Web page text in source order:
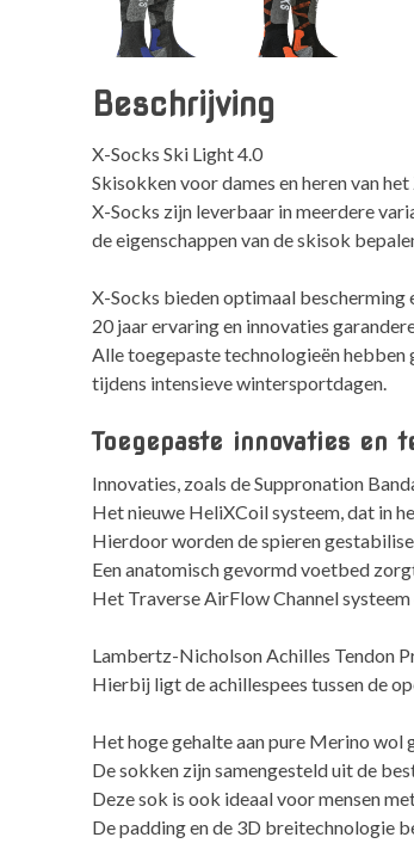
Beschrijving
X-Socks Ski Light 4.0
Skisokken voor dames en heren van
X-Socks zijn leverbaar in meerdere
de eigenschappen van de skisok
X-Socks bieden optimaal bescherming
20 jaar ervaring en innovaties
Alle toegepaste technologieën
tijdens intensieve wintersportdagen.
Toegepaste innovaties en
Innovaties, zoals de Suppronation
Het nieuwe HeliXCoil systeem, dat in
Hierdoor worden de spieren
Een anatomisch gevormd voetbed
Het Traverse AirFlow Channel
Lambertz-Nicholson Achilles Tendon
Hierbij ligt de achillespees tussen de
Het hoge gehalte aan pure Merino
De sokken zijn samengesteld uit de
Deze sok is ook ideaal voor mensen
De padding en de 3D breitechnologie